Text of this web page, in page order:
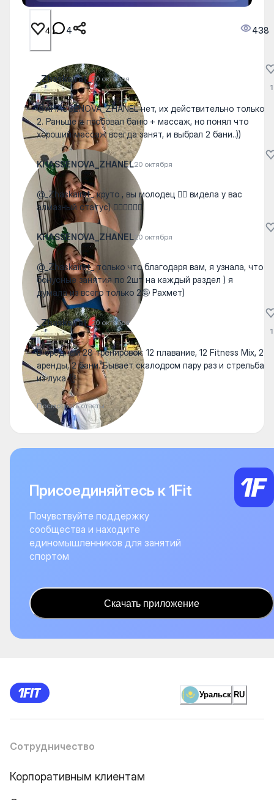
4 4 438
_Zhaskairat_20 октября
@KHASSENOVA_ZHANEL нет, их действительно только
2. Раньше я пробовал баню + массаж, но понял что
хороший массаж всегда занят, и выбрал 2 бани..))
1
KHASSENOVA_ZHANEL20 октября
@_Zhaskairat_ круто , вы молодец 👍🏼 видела у вас
алмазный статус) 👍🏼👍🏼👍🏼
KHASSENOVA_ZHANEL 20 октября
@_Zhaskairat_ только что благодаря вам, я узнала, что
бонусные занятия по 2шт на каждый раздел ) я
думала из всего только 2🤪 Рахмет)
_Zhaskairat_20 октября
В среднем 28 тренировок: 12 плавание, 12 Fitness Mix, 2
аренды, 2 бани. Бывает скалодром пару раз и стрельба
из лука 👌
Посмотреть ответы
1
Присоединяйтесь к 1Fit
Почувствуйте поддержку
сообщества и находите
единомышленников для занятий
спортом
Скачать приложение
Уральск RU
Сотрудничество
Корпоративным клиентам